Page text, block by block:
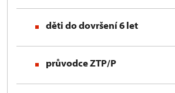
děti do dovršení 6 let
průvodce ZTP/P